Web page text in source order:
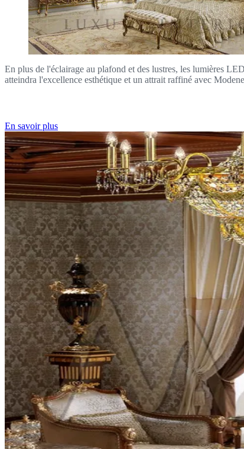
En plus de l'éclairage au plafond et des lustres, les lumières
atteindra l'excellence esthétique et un attrait raffiné avec
En savoir plus